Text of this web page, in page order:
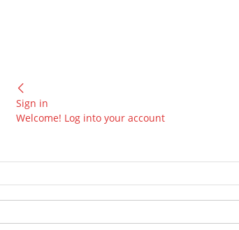
Sign in
Welcome! Log into your account